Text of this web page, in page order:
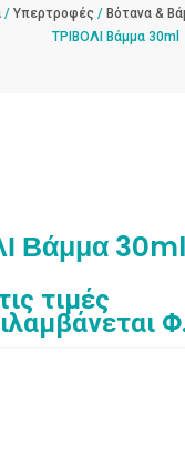
/Υπερτροφές /Βότανα &
ΤΡΙΒΟΛΙ Βάμμα 30ml
Βάμμα 30ml
τιμές